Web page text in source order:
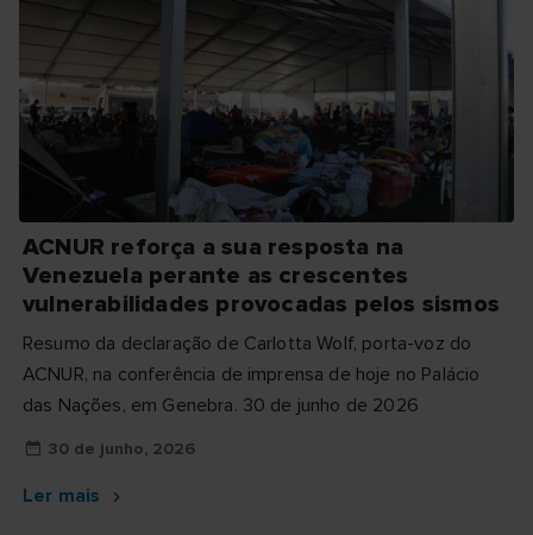
ACNUR reforça a sua resposta na
Venezuela perante as crescentes
vulnerabilidades provocadas pelos sismos
Resumo da declaração de Carlotta Wolf, porta-voz do
ACNUR, na conferência de imprensa de hoje no Palácio
das Nações, em Genebra. 30 de junho de 2026
30 de junho, 2026
Ler mais